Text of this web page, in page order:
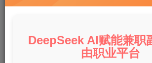
在现代社会，越来越多的人意识到单靠工
DeepSeek AI赋能兼职
由职业平台